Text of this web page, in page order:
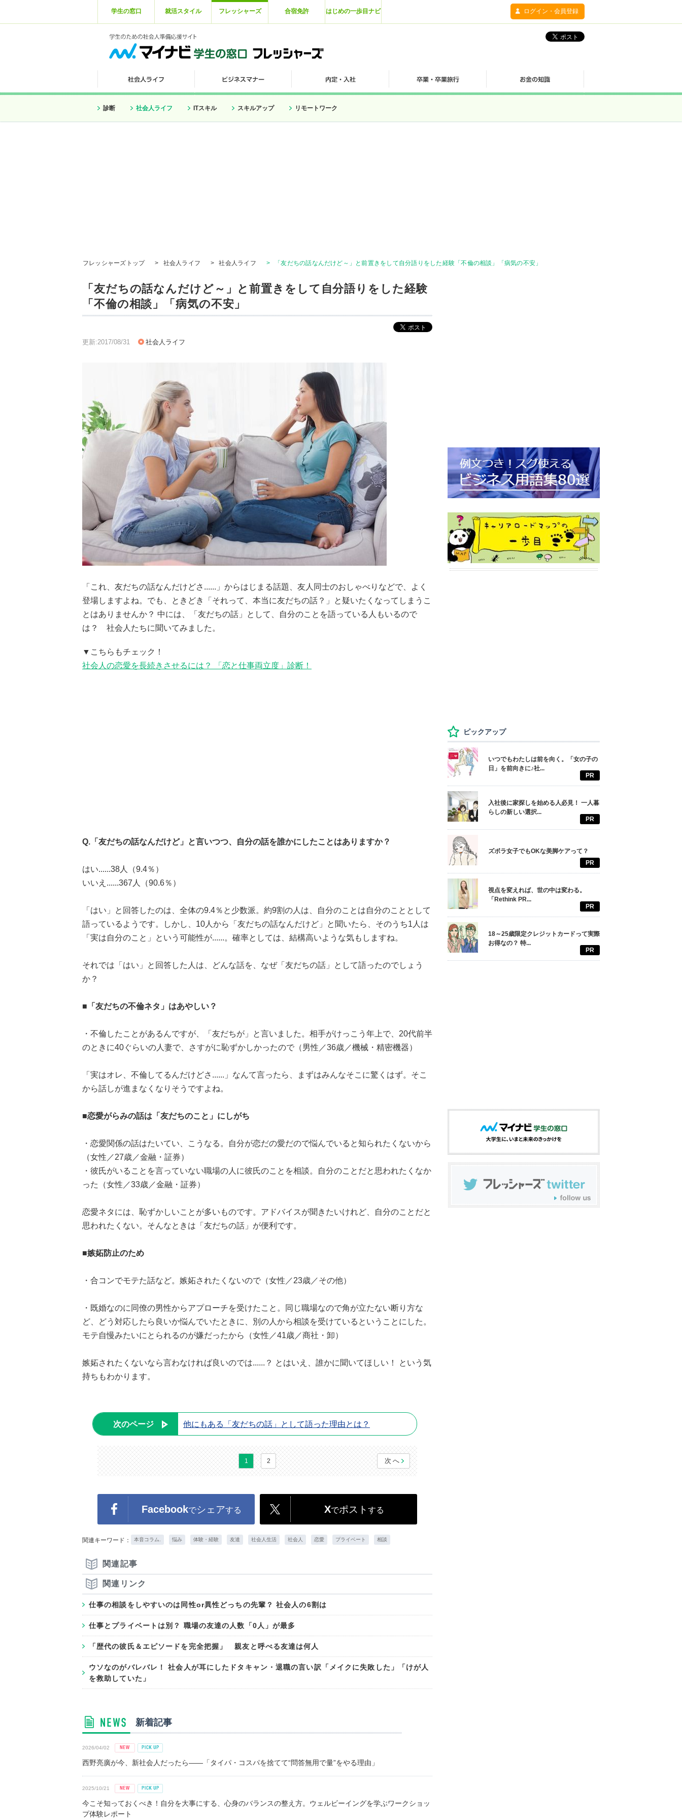
学生の窓口 就活スタイル フレッシャーズ 合宿免許 はじめの一歩目ナビ ログイン・会員登録
診断 社会人ライフ ITスキル スキルアップ リモートワーク
フレッシャーズトップ > 社会人ライフ > 社会人ライフ > 「友だちの話なんだけど～」と前置きをして自分語りをした経験「不倫の相談」「病気の不安」
「友だちの話なんだけど～」と前置きをして自分語りをした経験
「不倫の相談」「病気の不安」
更新:2017/08/31 社会人ライフ
「これ、友だちの話なんだけどさ......」からはじまる話題、友人同士のおしゃべりなどで、よく
登場しますよね。でも、ときどき「それって、本当に友だちの話？」と疑いたくなってしまうこ
とはありませんか？ 中には、「友だちの話」として、自分のことを語っている人もいるので
は？ 社会人たちに聞いてみました。
▼こちらもチェック！
社会人の恋愛を長続きさせるには？ 「恋と仕事両立度」診断！
Q.「友だちの話なんだけど」と言いつつ、自分の話を誰かにしたことはありますか？
はい......38人（9.4％）
いいえ......367人（90.6％）
「はい」と回答したのは、全体の9.4％と少数派。約9割の人は、自分のことは自分のこととして
語っているようです。しかし、10人から「友だちの話なんだけど」と聞いたら、そのうち1人は
「実は自分のこと」という可能性が......。確率としては、結構高いような気もしますね。
それでは「はい」と回答した人は、どんな話を、なぜ「友だちの話」として語ったのでしょう
か？
■「友だちの不倫ネタ」はあやしい？
・不倫したことがあるんですが、「友だちが」と言いました。相手がけっこう年上で、20代前半
のときに40ぐらいの人妻で、さすがに恥ずかしかったので（男性／36歳／機械・精密機器）
「実はオレ、不倫してるんだけどさ......」なんて言ったら、まずはみんなそこに驚くはず。そこ
から話しが進まなくなりそうですよね。
■恋愛がらみの話は「友だちのこと」にしがち
・恋愛関係の話はたいてい、こうなる。自分が恋だの愛だので悩んでいると知られたくないから
（女性／27歳／金融・証券）
・彼氏がいることを言っていない職場の人に彼氏のことを相談。自分のことだと思われたくなか
った（女性／33歳／金融・証券）
恋愛ネタには、恥ずかしいことが多いものです。アドバイスが聞きたいけれど、自分のことだと
思われたくない。そんなときは「友だちの話」が便利です。
■嫉妬防止のため
・合コンでモテた話など。嫉妬されたくないので（女性／23歳／その他）
・既婚なのに同僚の男性からアプローチを受けたこと。同じ職場なので角が立たない断り方な
ど、どう対応したら良いか悩んでいたときに、別の人から相談を受けているということにした。
モテ自慢みたいにとられるのが嫌だったから（女性／41歳／商社・卸）
嫉妬されたくないなら言わなければ良いのでは......？ とはいえ、誰かに聞いてほしい！ という気
持ちもわかります。
次のページ 他にもある「友だちの話」として語った理由とは？
1 2 次へ
Facebookでシェアする Xでポスト する
関連キーワード： 本音コラム. 悩み 体験・経験 友達 社会人生活 社会人 恋愛 プライベート 相談
関連記事
関連リンク
仕事の相談をしやすいのは同性or異性どっちの先輩？ 社会人の6割は
仕事とプライベートは別？ 職場の友達の人数「0人」が最多
「歴代の彼氏＆エピソードを完全把握」 親友と呼べる友達は何人
ウソなのがバレバレ！ 社会人が耳にしたドタキャン・退職の言い訳「メイクに失敗した」「けが人
を救助していた」
新着記事
2026/04/02
西野亮廣が今、新社会人だったら――「タイパ・コスパを捨てて“問答無用で量”をやる理由」
2025/10/21
今こそ知っておくべき！自分を大事にする、心身のバランスの整え方。ウェルビーイングを学ぶワークショッ
プ体験レポート
ピックアップ
いつでもわたしは前を向く。「女の子の
日」を前向きに♪社...
PR
入社後に家探しを始める人必見！ 一人暮
らしの新しい選択...
PR
ズボラ女子でもOKな美脚ケアって？
PR
視点を変えれば、世の中は変わる。
「Rethink PR...
PR
18～25歳限定クレジットカードって実際
お得なの？ 特...
PR